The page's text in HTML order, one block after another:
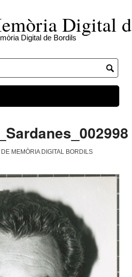
Digital
Digital de Bordils
DE MEMÒRIA DIGITAL BORDILS